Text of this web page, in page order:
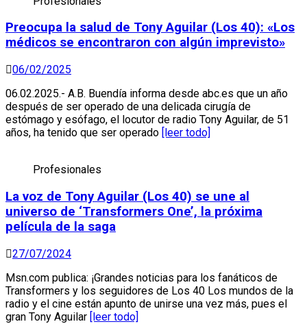
Preocupa la salud de Tony Aguilar (Los 40): «Los
médicos se encontraron con algún imprevisto»
06/02/2025
06.02.2025.- A.B. Buendía informa desde abc.es que un año
después de ser operado de una delicada cirugía de
estómago y esófago, el locutor de radio Tony Aguilar, de 51
años, ha tenido que ser operado [leer todo]
Profesionales
La voz de Tony Aguilar (Los 40) se une al
universo de ‘Transformers One’, la próxima
película de la saga
27/07/2024
Msn.com publica: ¡Grandes noticias para los fanáticos de
Transformers y los seguidores de Los 40 Los mundos de la
radio y el cine están apunto de unirse una vez más, pues el
gran Tony Aguilar [leer todo]